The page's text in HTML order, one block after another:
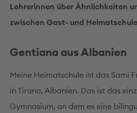
Lehrerinnen über Ähnlichkeiten
zwischen Gast- und
Gentiana aus Albanien
Meine Heimatschule ist das Sami
in Tirana, Albanien. Das ist das
Gymnasium, an dem es eine